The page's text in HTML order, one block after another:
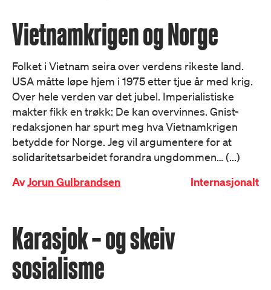
Vietnamkrigen og Norge
Folket i Vietnam seira over verdens rikeste land.
USA måtte løpe hjem i 1975 etter tjue år med krig.
Over hele verden var det jubel. Imperialistiske
makter fikk en trøkk: De kan overvinnes. Gnist-
redaksjonen har spurt meg hva Vietnamkrigen
betydde for Norge. Jeg vil argumentere for at
solidaritetsarbeidet forandra ungdommen… (...)
AvJorun Gulbrandsen Internasjonalt
Karasjok – og skeiv
sosialisme